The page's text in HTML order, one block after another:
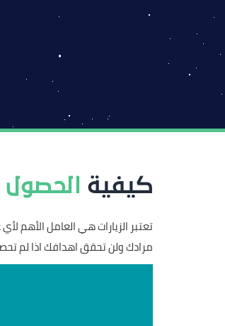
كيفية الحصول
تعتبر الزيارات هي العامل الأهم
مرادك ولن تحقق اهدافك اذا لم